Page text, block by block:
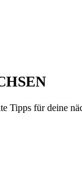
Tipps für deine